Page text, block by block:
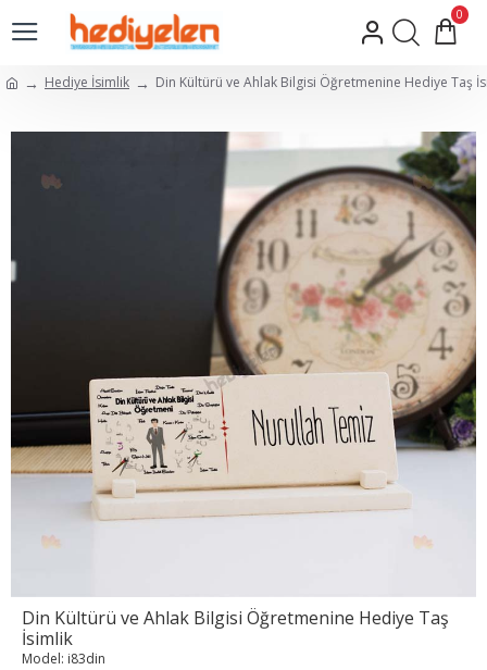
0
Hediye İsimlik Din Kültürü ve Ahlak Bilgisi Öğretmenine Hediye Taş
Din Kültürü ve Ahlak Bilgisi Öğretmenine Hediye Taş
İsimlik
Model: i83din